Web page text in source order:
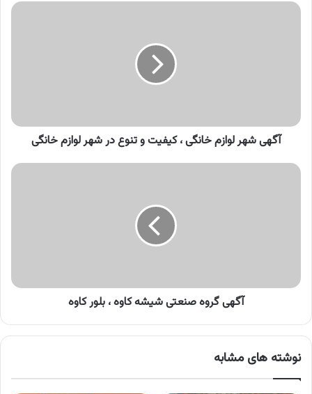
آگهی
در
خانگی
آگهی شهر لوازم خانگی ، کیفیت و تنوع در شهر لوازم خانگی
آگهی
آگهی گروه صنعتی شیشه کاوه ، بلور کاوه
نوشته های مشابه